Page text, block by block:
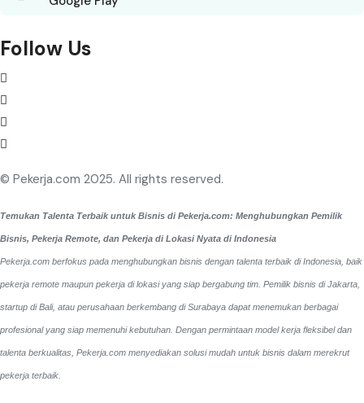
Follow Us
© Pekerja.com 2025. All rights reserved.
Temukan Talenta Terbaik untuk Bisnis di Pekerja.com: Menghubungkan Pemilik
Bisnis, Pekerja Remote, dan Pekerja di Lokasi Nyata di Indonesia
Pekerja.com berfokus pada menghubungkan bisnis dengan talenta terbaik di Indonesia, baik
pekerja remote maupun pekerja di lokasi yang siap bergabung tim. Pemilik bisnis di Jakarta,
startup di Bali, atau perusahaan berkembang di Surabaya dapat menemukan berbagai
profesional yang siap memenuhi kebutuhan. Dengan permintaan model kerja fleksibel dan
talenta berkualitas, Pekerja.com menyediakan solusi mudah untuk bisnis dalam merekrut
pekerja terbaik.